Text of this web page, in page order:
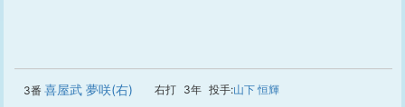
3番 喜屋武 夢咲(右) 右打 3年 投手:山下 恒輝